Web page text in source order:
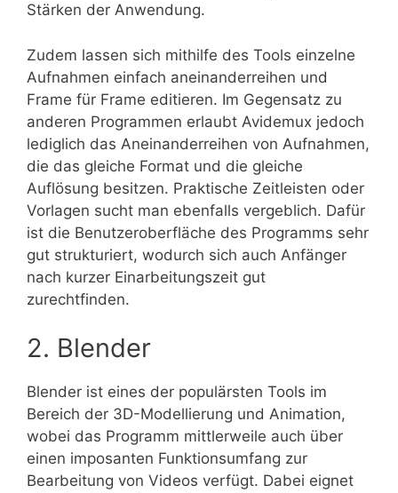
Stärken der Anwendung.
Zudem lassen sich mithilfe des Tools einzelne
Aufnahmen einfach aneinanderreihen und
Frame für Frame editieren. Im Gegensatz zu
anderen Programmen erlaubt Avidemux jedoch
lediglich das Aneinanderreihen von Aufnahmen,
die das gleiche Format und die gleiche
Auflösung besitzen. Praktische Zeitleisten oder
Vorlagen sucht man ebenfalls vergeblich. Dafür
ist die Benutzeroberfläche des Programms sehr
gut strukturiert, wodurch sich auch Anfänger
nach kurzer Einarbeitungszeit gut
zurechtfinden.
2. Blender
Blender ist eines der populärsten Tools im
Bereich der 3D-Modellierung und Animation,
wobei das Programm mittlerweile auch über
einen imposanten Funktionsumfang zur
Bearbeitung von Videos verfügt. Dabei eignet